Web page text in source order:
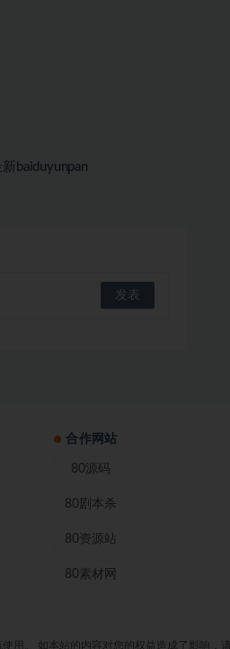
新baiduyunpan
合作网站
80源码
80剧本杀
80资源站
80素材网
用。 如本站的内容对您的权益造成了影响，请